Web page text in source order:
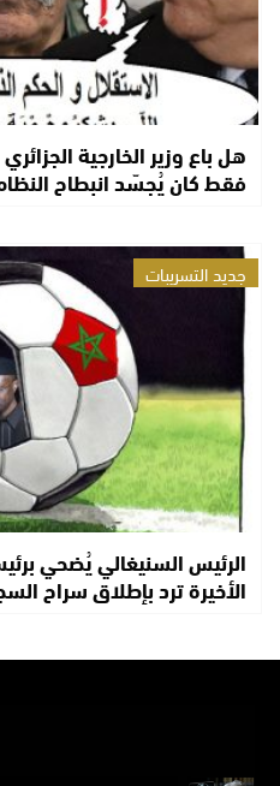
هل باع وزير الخارجية
فقط كان يُجسّد انبطاح
جديد التسريبات
الرئيس السنيغالي يُضحي
الأخيرة ترد بإطلاق سراح